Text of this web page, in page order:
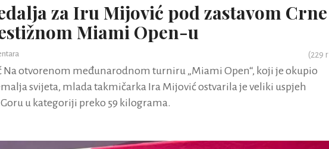
za Iru Mijović pod zastavom Crne
Miami Open-u
(229
Na otvorenom međunarodnom turniru „Miami Open“, koji je okupio
svijeta, mlada takmičarka Ira Mijović ostvarila je veliki uspjeh
u kategoriji preko 59 kilograma.